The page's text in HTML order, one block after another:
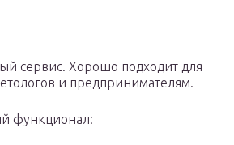
сервис. Хорошо подходит для
и предпринимателям.
функционал: